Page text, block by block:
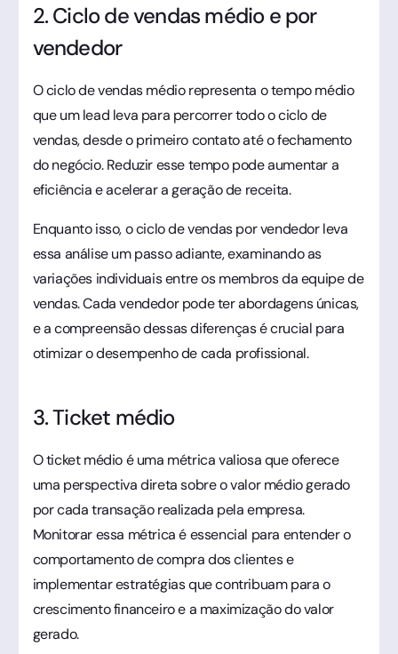
2. Ciclo de vendas médio e por
vendedor
O ciclo de vendas médio representa o tempo médio
que um lead leva para percorrer todo o ciclo de
vendas, desde o primeiro contato até o fechamento
do negócio. Reduzir esse tempo pode aumentar a
eficiência e acelerar a geração de receita.
Enquanto isso, o ciclo de vendas por vendedor leva
essa análise um passo adiante, examinando as
variações individuais entre os membros da equipe de
vendas. Cada vendedor pode ter abordagens únicas,
e a compreensão dessas diferenças é crucial para
otimizar o desempenho de cada profissional.
3. Ticket médio
O ticket médio é uma métrica valiosa que oferece
uma perspectiva direta sobre o valor médio gerado
por cada transação realizada pela empresa.
Monitorar essa métrica é essencial para entender o
comportamento de compra dos clientes e
implementar estratégias que contribuam para o
crescimento financeiro e a maximização do valor
gerado.